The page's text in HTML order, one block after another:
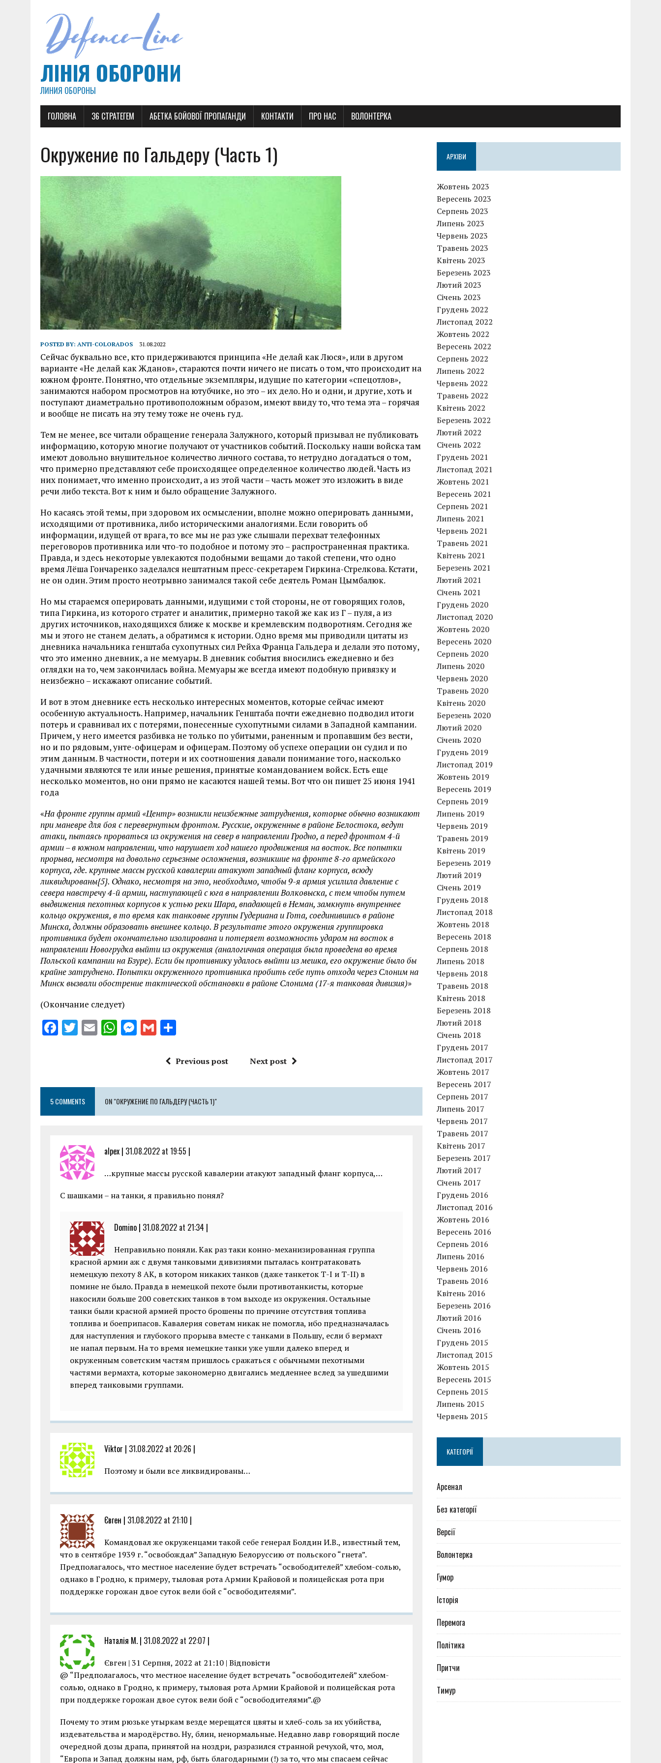
ЛІНІЯ ОБОРОНИ
ЛИНИЯ ОБОРОНЫ
ГОЛОВНА 36 СТРАТЕГЕМ АБЕТКА БОЙОВОЇ ПРОПАГАНДИ КОНТАКТИ ПРО НАС ВОЛОНТЕРКА
Окружение по Гальдеру (Часть 1)
POSTED BY: ANTI-COLORADOS 31.08.2022
Сейчас буквально все, кто придерживаются принципа «Не делай как Люся», или в другом
варианте «Не делай как Жданов», стараются почти ничего не писать о том, что происходит на
южном фронте. Понятно, что отдельные экземпляры, идущие по категории «спецотлов»,
занимаются набором просмотров на ютубчике, но это – их дело. Но и одни, и другие, хоть и
поступают диаметрально противоположным образом, имеют ввиду то, что тема эта – горячая
и вообще не писать на эту тему тоже не очень гуд.
Тем не менее, все читали обращение генерала Залужного, который призывал не публиковать
информацию, которую многие получают от участников событий. Поскольку наши войска там
имеют довольно внушительное количество личного состава, то нетрудно догадаться о том,
что примерно представляют себе происходящее определенное количество людей. Часть из
них понимает, что именно происходит, а из этой части – часть может это изложить в виде
речи либо текста. Вот к ним и было обращение Залужного.
Но касаясь этой темы, при здоровом их осмыслении, вполне можно оперировать данными,
исходящими от противника, либо историческими аналогиями. Если говорить об
информации, идущей от врага, то все мы не раз уже слышали перехват телефонных
переговоров противника или что-то подобное и потому это – распространенная практика.
Правда, и здесь некоторые увлекаются подобными вещами до такой степени, что одно
время Лёша Гончаренко заделался нештатным пресс-секретарем Гиркина-Стрелкова. Кстати,
не он один. Этим просто неотрывно занимался такой себе деятель Роман Цымбалюк.
Но мы стараемся оперировать данными, идущими с той стороны, не от говорящих голов,
типа Гиркина, из которого стратег и аналитик, примерно такой же как из Г – пуля, а из
других источников, находящихся ближе к москве и кремлевским подворотням. Сегодня же
мы и этого не станем делать, а обратимся к истории. Одно время мы приводили цитаты из
дневника начальника генштаба сухопутных сил Рейха Франца Гальдера и делали это потому,
что это именно дневник, а не мемуары. В дневник события вносились ежедневно и без
оглядки на то, чем закончилась война. Мемуары же всегда имеют подобную привязку и
неизбежно – искажают описание событий.
И вот в этом дневнике есть несколько интересных моментов, которые сейчас имеют
особенную актуальность. Например, начальник Генштаба почти ежедневно подводил итоги
потерь и сравнивал их с потерями, понесенные сухопутными силами в Западной кампании.
Причем, у него имеется разбивка не только по убитыми, раненным и пропавшим без вести,
но и по рядовым, унте-офицерам и офицерам. Поэтому об успехе операции он судил и по
этим данным. В частности, потери и их соотношения давали понимание того, насколько
удачными являются те или иные решения, принятые командованием войск. Есть еще
несколько моментов, но они прямо не касаются нашей темы. Вот что он пишет 25 июня 1941
года
«На фронте группы армий «Центр» возникли неизбежные затруднения, которые обычно возникают
при маневре для боя с перевернутым фронтом. Русские, окруженные в районе Белостока, ведут
атаки, пытаясь прорваться из окружения на север в направлении Гродно, а перед фронтом 4-й
армии – в южном направлении, что нарушает ход нашего продвижения на восток. Все попытки
прорыва, несмотря на довольно серьезные осложнения, возникшие на фронте 8-го армейского
корпуса, где. крупные массы русской кавалерии атакуют западный фланг корпуса, всюду
ликвидированы{5}. Однако, несмотря на это, необходимо, чтобы 9-я армия усилила давление с
севера навстречу 4-й армии, наступающей с юга в направлении Волковыска, с тем чтобы путем
выдвижения пехотных корпусов к устью реки Шара, впадающей в Неман, замкнуть внутреннее
кольцо окружения, в то время как танковые группы Гудериана и Гота, соединившись в районе
Минска, должны образовать внешнее кольцо. В результате этого окружения группировка
противника будет окончательно изолирована и потеряет возможность ударом на восток в
направлении Новогрудка выйти из окружения (аналогичная операция была проведена во время
Польской кампании на Бзуре). Если бы противнику удалось выйти из мешка, его окружение было бы
крайне затруднено. Попытки окруженного противника пробить себе путь отхода через Слоним на
Минск вызвали обострение тактической обстановки в районе Слонима (17-я танковая дивизия)»
(Окончание следует)
F
o
o
k
T
r
E W
A
p
p
M
g
er
G
ai a
Previous post Next post
5 COMMENTS ON "ОКРУЖЕНИЕ ПО ГАЛЬДЕРУ (ЧАСТЬ 1)"
alpex | 31.08.2022 at 19:55 |
…крупные массы русской кавалерии атакуют западный фланг корпуса,…
С шашками – на танки, я правильно понял?
Domino | 31.08.2022 at 21:34 |
Неправильно поняли. Как раз таки конно-механизированная группа
красной армии аж с двумя танковыми дивизиями пыталась контратаковать
немецкую пехоту 8 АК, в котором никаких танков (даже танкеток Т-І и Т-II) в
помине не было. Правда в немецкой пехоте были противотанкисты, которые
накосили больше 200 советских танков в том выходе из окружения. Остальные
танки были красной армией просто брошены по причине отсутствия топлива
топлива и боеприпасов. Кавалерия советам никак не помогла, ибо предназначалась
для наступления и глубокого прорыва вместе с танками в Польшу, если б вермахт
не напал первым. На то время немецкие танки уже ушли далеко вперед и
окруженным советским частям пришлось сражаться с обычными пехотными
частями вермахта, которые закономерно двигались медленнее вслед за ушедшими
вперед танковыми группами.
Viktor | 31.08.2022 at 20:26 |
Поэтому и были все ликвидированы…
Євген | 31.08.2022 at 21:10 |
Командовал же окруженцами такой себе генерал Болдин И.В., известный тем,
что в сентябре 1939 г. “освобождал” Западную Белоруссию от польского “гнета”.
Предполагалось, что местное население будет встречать “освободителей” хлебом-солью,
однако в Гродно, к примеру, тыловая рота Армии Крайовой и полицейская рота при
поддержке горожан двое суток вели бой с “освободителями”.
Наталія М. | 31.08.2022 at 22:07 |
Євген | 31 Серпня, 2022 at 21:10 | Відповіcти
@ “Предполагалось, что местное население будет встречать “освободителей” хлебом-
солью, однако в Гродно, к примеру, тыловая рота Армии Крайовой и полицейская рота
при поддержке горожан двое суток вели бой с “освободителями”.@
Почему то этим рюзьке утыркам везде мерещатся цвяты и хлеб-соль за их убийства,
издевательства и мародёрство. Ну, блин, ненормальные. Недавно лавр говорящий после
очередной дозы драпа, принятой на ноздри, разразился странной речухой, что, мол,
“Европа и Запад должны нам, рф, быть благодарными (!) за то, что мы спасаем сейчас
АРХІВИ
Жовтень 2023
Вересень 2023
Серпень 2023
Липень 2023
Червень 2023
Травень 2023
Квітень 2023
Березень 2023
Лютий 2023
Січень 2023
Грудень 2022
Листопад 2022
Жовтень 2022
Вересень 2022
Серпень 2022
Липень 2022
Червень 2022
Травень 2022
Квітень 2022
Березень 2022
Лютий 2022
Січень 2022
Грудень 2021
Листопад 2021
Жовтень 2021
Вересень 2021
Серпень 2021
Липень 2021
Червень 2021
Травень 2021
Квітень 2021
Березень 2021
Лютий 2021
Січень 2021
Грудень 2020
Листопад 2020
Жовтень 2020
Вересень 2020
Серпень 2020
Липень 2020
Червень 2020
Травень 2020
Квітень 2020
Березень 2020
Лютий 2020
Січень 2020
Грудень 2019
Листопад 2019
Жовтень 2019
Вересень 2019
Серпень 2019
Липень 2019
Червень 2019
Травень 2019
Квітень 2019
Березень 2019
Лютий 2019
Січень 2019
Грудень 2018
Листопад 2018
Жовтень 2018
Вересень 2018
Серпень 2018
Липень 2018
Червень 2018
Травень 2018
Квітень 2018
Березень 2018
Лютий 2018
Січень 2018
Грудень 2017
Листопад 2017
Жовтень 2017
Вересень 2017
Серпень 2017
Липень 2017
Червень 2017
Травень 2017
Квітень 2017
Березень 2017
Лютий 2017
Січень 2017
Грудень 2016
Листопад 2016
Жовтень 2016
Вересень 2016
Серпень 2016
Липень 2016
Червень 2016
Травень 2016
Квітень 2016
Березень 2016
Лютий 2016
Січень 2016
Грудень 2015
Листопад 2015
Жовтень 2015
Вересень 2015
Серпень 2015
Липень 2015
Червень 2015
КАТЕГОРІЇ
Арсенал
Без категорії
Версії
Волонтерка
Гумор
Історія
Перемога
Політика
Притчи
Тимур